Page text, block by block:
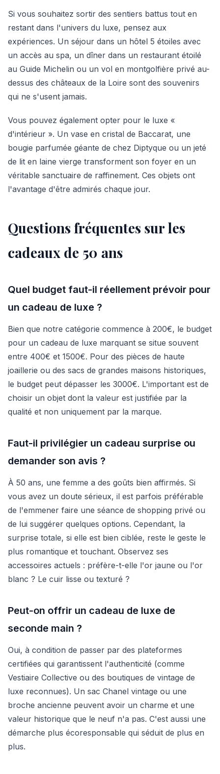
Si vous souhaitez sortir des sentiers battus tout en
restant dans l'univers du luxe, pensez aux
expériences. Un séjour dans un hôtel 5 étoiles avec
un accès au spa, un dîner dans un restaurant étoilé
au Guide Michelin ou un vol en montgolfière privé au-
dessus des châteaux de la Loire sont des souvenirs
qui ne s'usent jamais.
Vous pouvez également opter pour le luxe «
d'intérieur ». Un vase en cristal de Baccarat, une
bougie parfumée géante de chez Diptyque ou un jeté
de lit en laine vierge transforment son foyer en un
véritable sanctuaire de raffinement. Ces objets ont
l'avantage d'être admirés chaque jour.
Questions fréquentes sur les
cadeaux de 50 ans
Quel budget faut-il réellement prévoir pour
un cadeau de luxe ?
Bien que notre catégorie commence à 200€, le budget
pour un cadeau de luxe marquant se situe souvent
entre 400€ et 1500€. Pour des pièces de haute
joaillerie ou des sacs de grandes maisons historiques,
le budget peut dépasser les 3000€. L'important est de
choisir un objet dont la valeur est justifiée par la
qualité et non uniquement par la marque.
Faut-il privilégier un cadeau surprise ou
demander son avis ?
À 50 ans, une femme a des goûts bien affirmés. Si
vous avez un doute sérieux, il est parfois préférable
de l'emmener faire une séance de shopping privé ou
de lui suggérer quelques options. Cependant, la
surprise totale, si elle est bien ciblée, reste le geste le
plus romantique et touchant. Observez ses
accessoires actuels : préfère-t-elle l'or jaune ou l'or
blanc ? Le cuir lisse ou texturé ?
Peut-on offrir un cadeau de luxe de
seconde main ?
Oui, à condition de passer par des plateformes
certifiées qui garantissent l'authenticité (comme
Vestiaire Collective ou des boutiques de vintage de
luxe reconnues). Un sac Chanel vintage ou une
broche ancienne peuvent avoir un charme et une
valeur historique que le neuf n'a pas. C'est aussi une
démarche plus écoresponsable qui séduit de plus en
plus.